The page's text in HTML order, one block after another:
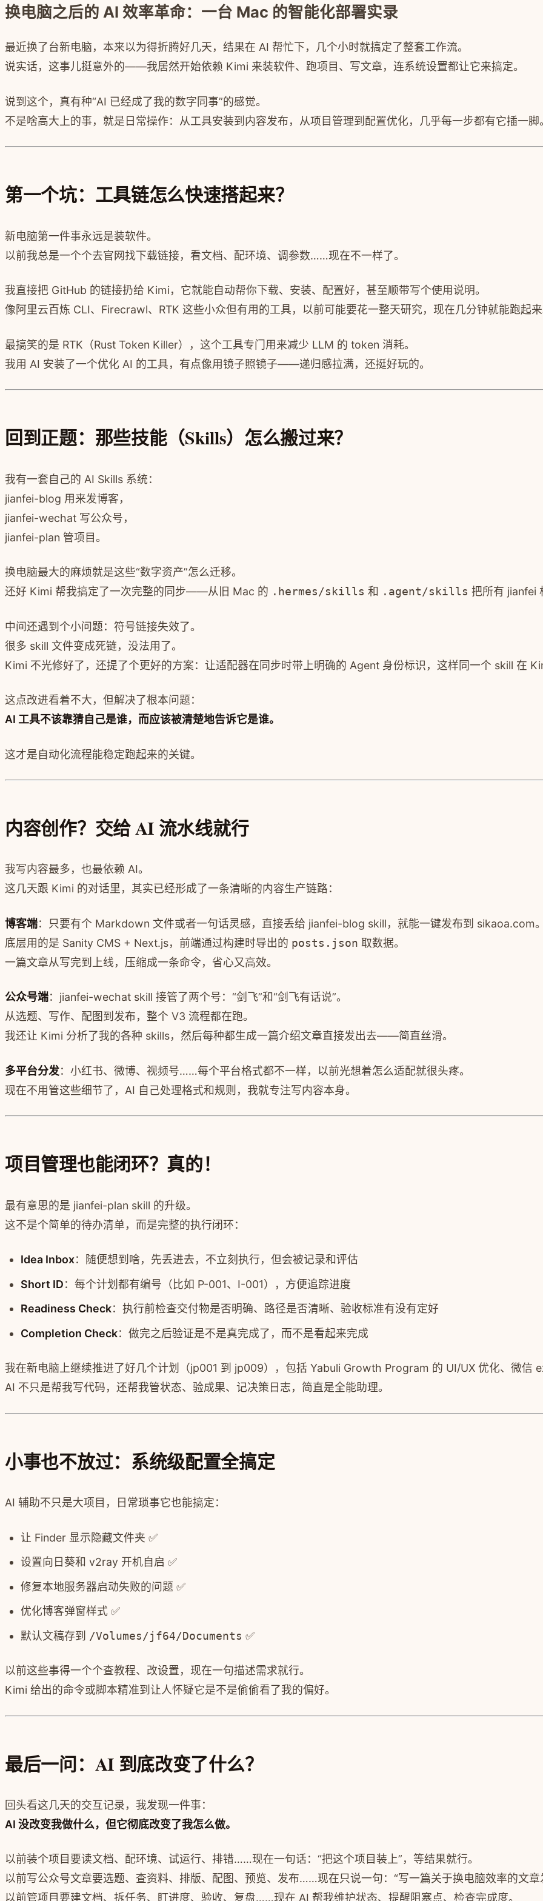
换电脑之后的 AI 效率革命：一台 Mac 的智能化部署实录
最近换了台新电脑，本来以为得折腾好几天，结果在 AI 帮忙下，几个小时就搞定了整套工作流。
说实话，这事儿挺意外的——我居然开始依赖 Kimi 来装软件、跑项目、写文章，连系统设置都让它来搞定。
说到这个，真有种“AI 已经成了我的数字同事”的感觉。
不是啥高大上的事，就是日常操作：从工具安装到内容发布，从项目管理到配置优化，几乎每一步都有它插一脚
第一个坑：工具链怎么快速搭起来？
新电脑第一件事永远是装软件。
以前我总是一个个去官网找下载链接，看文档、配环境、调参数……现在不一样了。
我直接把 GitHub 的链接扔给 Kimi，它就能自动帮你下载、安装、配置好，甚至顺带写个使用说明。
像阿里云百炼 CLI、Firecrawl、RTK 这些小众但有用的工具，以前可能要花一整天研究，现在几分钟就能跑起
最搞笑的是 RTK（Rust Token Killer），这个工具专门用来减少 LLM 的 token 消耗。
我用 AI 安装了一个优化 AI 的工具，有点像用镜子照镜子——递归感拉满，还挺好玩的。
回到正题：那些技能（Skills）怎么搬过来？
我有一套自己的 AI Skills 系统：
jianfei-blog 用来发博客，
jianfei-wechat 写公众号，
jianfei-plan 管项目。
换电脑最大的麻烦就是这些“数字资产”怎么迁移。
还好 Kimi 帮我搞定了一次完整的同步——从旧 Mac 的 .hermes/skills 和 .agent/skills 把所有 jianfei
中间还遇到个小问题：符号链接失效了。
很多 skill 文件变成死链，没法用了。
Kimi 不光修好了，还提了个更好的方案：让适配器在同步时带上明确的 Agent 身份标识，这样同一个 skill 在
这点改进看着不大，但解决了根本问题：
AI 工具不该靠猜自己是谁，而应该被清楚地告诉它是谁。
这才是自动化流程能稳定跑起来的关键。
内容创作？交给 AI 流水线就行
我写内容最多，也最依赖 AI。
这几天跟 Kimi 的对话里，其实已经形成了一条清晰的内容生产链路：
博客端：只要有个 Markdown 文件或者一句话灵感，直接丢给 jianfei-blog skill，就能一键发布到 sikaoa.com
底层用的是 Sanity CMS + Next.js，前端通过构建时导出的 posts.json 取数据。
一篇文章从写完到上线，压缩成一条命令，省心又高效。
公众号端：jianfei-wechat skill 接管了两个号：“剑飞”和“剑飞有话说”。
从选题、写作、配图到发布，整个 V3 流程都在跑。
我还让 Kimi 分析了我的各种 skills，然后每种都生成一篇介绍文章直接发出去——简直丝滑。
多平台分发：小红书、微博、视频号……每个平台格式都不一样，以前光想着怎么适配就很头疼。
现在不用管这些细节了，AI 自己处理格式和规则，我就专注写内容本身。
项目管理也能闭环？真的！
最有意思的是 jianfei-plan skill 的升级。
这不是个简单的待办清单，而是完整的执行闭环：
Idea Inbox：随便想到啥，先丢进去，不立刻执行，但会被记录和评估
Short ID：每个计划都有编号（比如 P-001、I-001），方便追踪进度
Readiness Check：执行前检查交付物是否明确、路径是否清晰、验收标准有没有定好
Completion Check：做完之后验证是不是真完成了，而不是看起来完成
我在新电脑上继续推进了好几个计划（jp001 到 jp009），包括 Yabuli Growth Program 的 UI/UX 优化、微信
AI 不只是帮我写代码，还帮我管状态、验成果、记决策日志，简直是全能助理。
小事也不放过：系统级配置全搞定
AI 辅助不只是大项目，日常琐事它也能搞定：
让 Finder 显示隐藏文件夹 ✅
设置向日葵和 v2ray 开机自启 ✅
修复本地服务器启动失败的问题 ✅
优化博客弹窗样式 ✅
默认文稿存到 /Volumes/jf64/Documents ✅
以前这些事得一个个查教程、改设置，现在一句描述需求就行。
Kimi 给出的命令或脚本精准到让人怀疑它是不是偷偷看了我的偏好。
最后一问：AI 到底改变了什么？
回头看这几天的交互记录，我发现一件事：
AI 没改变我做什么，但它彻底改变了我怎么做。
以前装个项目要读文档、配环境、试运行、排错……现在一句话：“把这个项目装上”，等结果就行。
以前写公众号文章要选题、查资料、排版、配图、预览、发布……现在只说一句：“写一篇关于换电脑效率的文
以前管项目要建文档、拆任务、盯进度、验收、复盘……现在 AI 帮我维护状态、提醒阻塞点、检查完成度。